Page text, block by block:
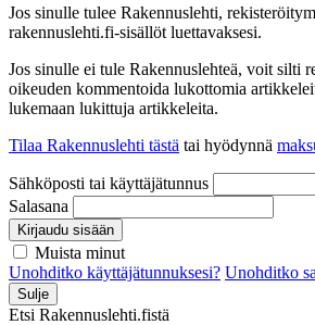
Jos sinulle tulee Rakennuslehti,
rakennuslehti.fi-sisällöt luettavaksesi.
Jos sinulle ei tule Rakennuslehteä, voit silti
oikeuden kommentoida lukottomia
lukemaan lukittuja artikkeleita.
Tilaa Rakennuslehti tästä tai hyödynnä
Sähköposti tai käyttäjätunnus
Salasana
Kirjaudu sisään
Muista minut
Unohditko käyttäjätunnuksesi? Unohditko
Sulje
Etsi Rakennuslehti.fistä